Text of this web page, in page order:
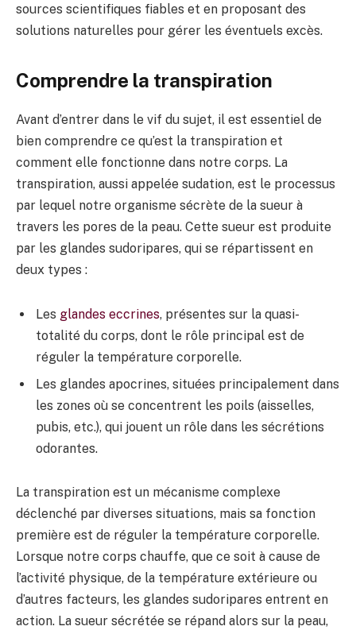
sources scientifiques fiables et en proposant des
solutions naturelles pour gérer les éventuels excès.
Comprendre la transpiration
Avant d’entrer dans le vif du sujet, il est essentiel de
bien comprendre ce qu’est la transpiration et
comment elle fonctionne dans notre corps. La
transpiration, aussi appelée sudation, est le processus
par lequel notre organisme sécrète de la sueur à
travers les pores de la peau. Cette sueur est produite
par les glandes sudoripares, qui se répartissent en
deux types :
Les glandes eccrines, présentes sur la quasi-
totalité du corps, dont le rôle principal est de
réguler la température corporelle.
Les glandes apocrines, situées principalement dans
les zones où se concentrent les poils (aisselles,
pubis, etc.), qui jouent un rôle dans les sécrétions
odorantes.
La transpiration est un mécanisme complexe
déclenché par diverses situations, mais sa fonction
première est de réguler la température corporelle.
Lorsque notre corps chauffe, que ce soit à cause de
l’activité physique, de la température extérieure ou
d’autres facteurs, les glandes sudoripares entrent en
action. La sueur sécrétée se répand alors sur la peau,